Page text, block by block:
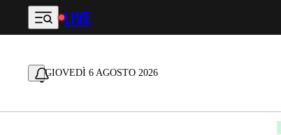
Vai al contenuto principale
LIVE
GIOVEDÌ 6 AGOSTO 2026